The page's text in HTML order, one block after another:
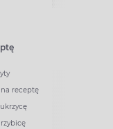
na receptę